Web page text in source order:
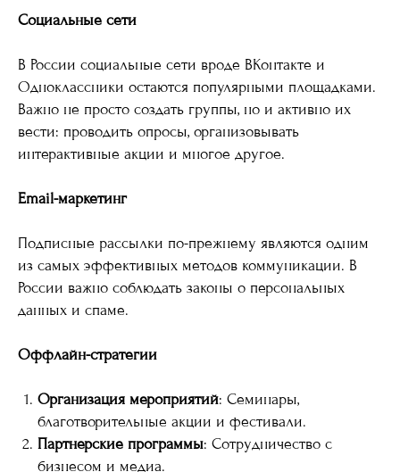
Социальные сети
В России социальные сети вроде ВКонтакте и
Одноклассники остаются популярными площадками.
Важно не просто создать группы, но и активно их
вести: проводить опросы, организовывать
интерактивные акции и многое другое.
Email-маркетинг
Подписные рассылки по-прежнему являются одним
из самых эффективных методов коммуникации. В
России важно соблюдать законы о персональных
данных и спаме.
Оффлайн-стратегии
Организация мероприятий: Семинары,
благотворительные акции и фестивали.
Партнерские программы: Сотрудничество с
бизнесом и медиа.